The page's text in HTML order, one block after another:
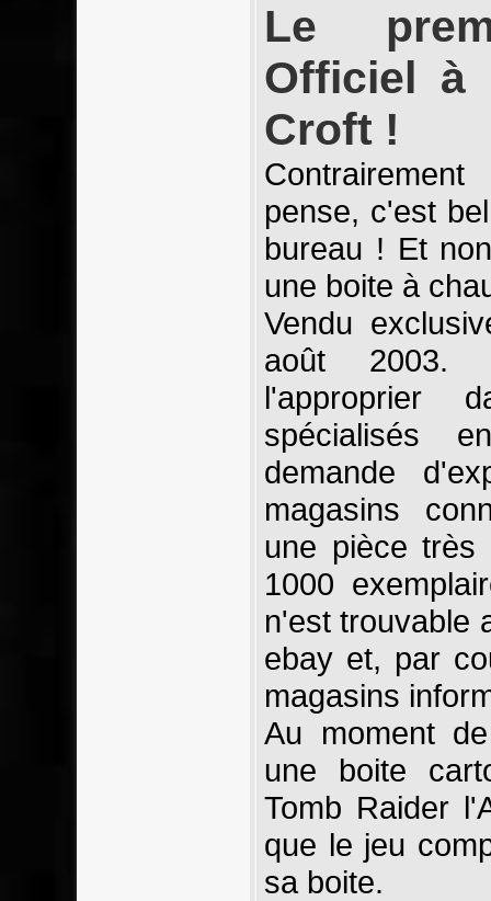
Le
Officiel à
Croft !
pense, c'est
bureau ! Et
une boite à
Vendu
août 2003.
l'approprier
spécialisés
demande
magasins
une pièce très
1000
n'est trouvable
ebay et, par
magasins
Au moment
une boite
Tomb Raider
que le jeu
sa boite.